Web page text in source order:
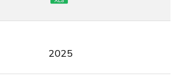
2025